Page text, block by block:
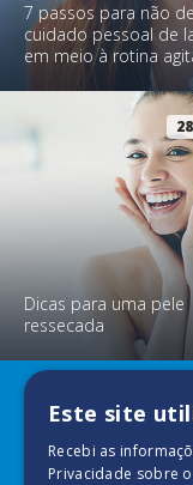
7 passos para não
cuidado pessoal de
em meio à rotina
28
Dicas para uma pele
ressecada
Este site
Recebi as
Privacidade sobre